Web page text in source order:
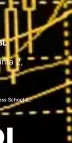
2,
School SL